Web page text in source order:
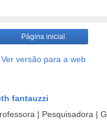
Página inicial
Ver versão para a web
fantauzzi
| Pesquisadora |